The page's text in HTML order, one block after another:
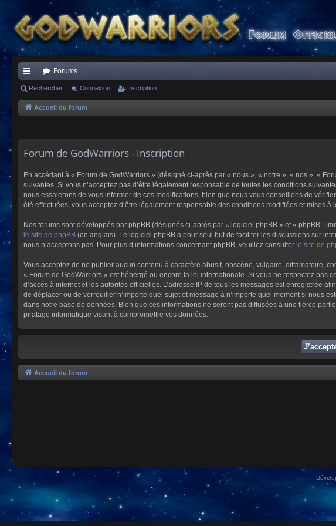
ac
co
s
Forums
Rechercher Connexion Inscription
Accueil du forum
Forum de GodWarriors - Inscription
En accédant à « Forum de GodWarriors » (désigné ci-après par « nous », « notre », « nos », «
suivantes. Si vous n’acceptez pas d’être légalement responsable de toutes les conditions
nous essaierons de vous informer de ces modifications, bien que nous vous conseillons de
été effectuées, vous acceptez d’être légalement responsable des conditions modifiées et mises à
Nos forums sont développés par phpBB (désignés ci-après par « logiciel phpBB » et « phpBB
le site de phpBB (en anglais). Le logiciel phpBB a pour seul but de faciliter les discussions sur
nous n’acceptons pas. Pour plus d’informations concernant phpBB, veuillez consulter le site de
Vous acceptez de ne publier aucun contenu à caractère abusif, obscène, vulgaire, diffamatoire,
« Forum de GodWarriors » est hébergé ou encore la loi internationale. Si vous ne respectez pas
d’accès à internet et les autorités officielles. L’adresse IP de tous les messages est enregistrée
de déplacer ou de verrouiller n’importe quel sujet et message à n’importe quel moment si nous
dans notre base de données. Bien que ces informations ne seront pas diffusées à une tierce
piratage informatique visant à compromettre vos données.
Accueil du forum